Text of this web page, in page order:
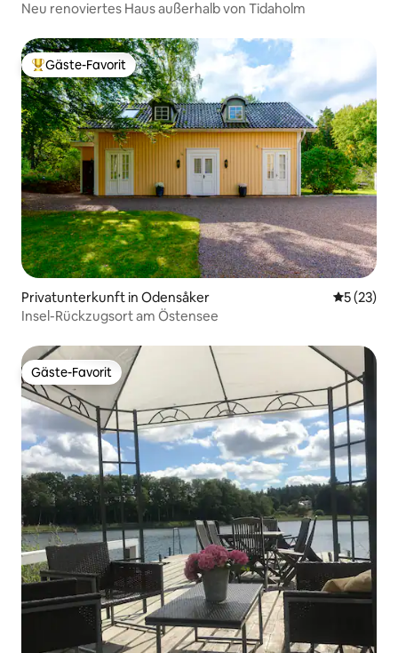
Neu renoviertes Haus außerhalb von Tidaholm
Beliebter Gäste-Favorit.
Gäste-Favorit
Privatunterkunft in Odensåker
5 (23)
Insel-Rückzugsort am Östensee
Gäste-Favorit
Gäste-Favorit